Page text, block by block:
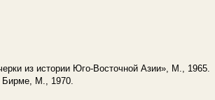
из истории Юго-Восточной Азии», М., 1965.
Бирме, М., 1970.